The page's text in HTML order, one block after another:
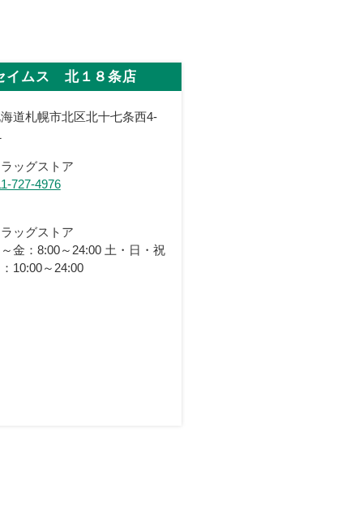
イムス 北１８条店
道札幌市北区北十七条西4-
ラッグストア
727-4976
ラッグストア
～金：8:00～24:00 土・日・祝
10:00～24:00